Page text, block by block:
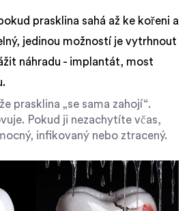
prasklina sahá až ke kořeni a
jedinou možností je vytrhnout
náhradu - implantát, most
prasklina „se sama zahojí“.
Pokud ji nezachytíte včas,
infikovaný nebo ztracený.